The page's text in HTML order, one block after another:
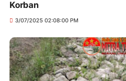
Korban
3/07/2025 02:08:00 PM